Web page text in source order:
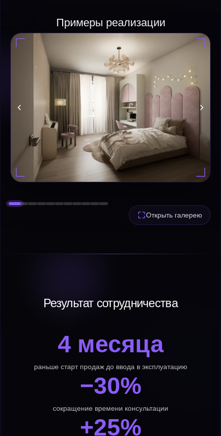
Примеры реализации
Открыть галерею
Результат сотрудничества
4 месяца
раньше старт продаж до ввода в эксплуатацию
−30%
сокращение времени консультации
+25%